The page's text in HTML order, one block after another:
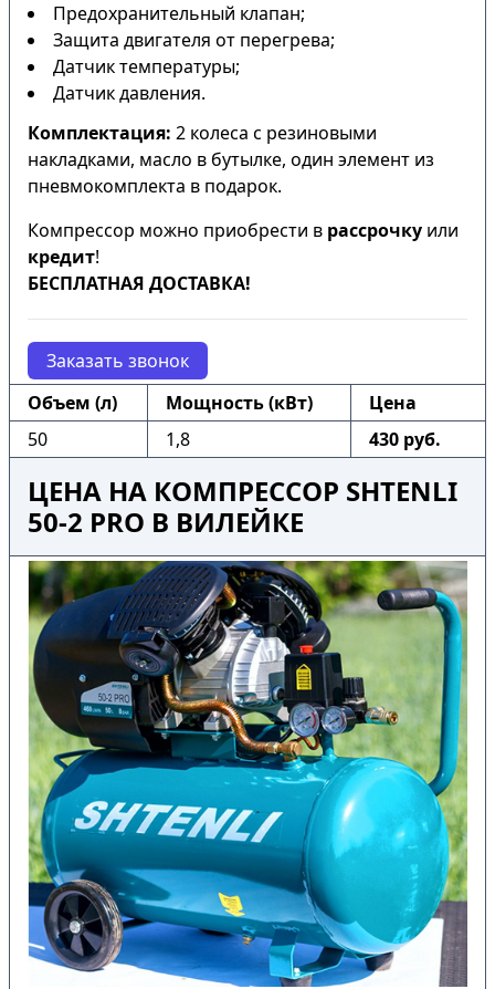
Предохранительный клапан;
Защита двигателя от перегрева;
Датчик температуры;
Датчик давления.
Комплектация: 2 колеса с резиновыми
накладками, масло в бутылке, один элемент из
пневмокомплекта в подарок.
Компрессор можно приобрести в рассрочку или
кредит!
БЕСПЛАТНАЯ ДОСТАВКА!
Заказать звонок
Объем (л)
Мощность (кВт)
Цена
50
1,8 430 руб.
ЦЕНА НА КОМПРЕССОР SHTENLI
50-2 PRO В ВИЛЕЙКЕ